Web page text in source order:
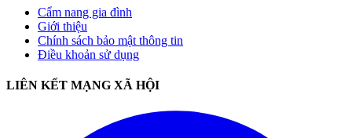
Cẩm nang gia đình
Giới thiệu
Chính sách bảo mật thông tin
Điều khoản sử dụng
LIÊN KẾT MẠNG XÃ HỘI